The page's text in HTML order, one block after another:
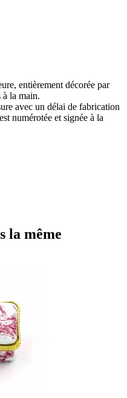
entièrement décorée par
la main.
avec un délai de fabrication
numérotée et signée à la
la même